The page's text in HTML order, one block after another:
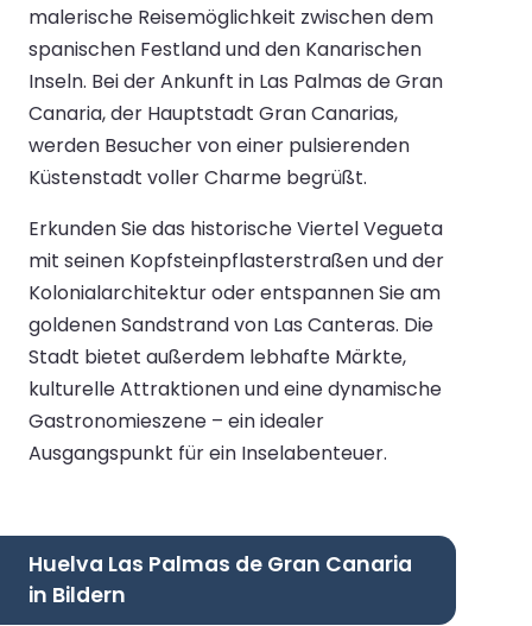
malerische Reisemöglichkeit zwischen dem
spanischen Festland und den Kanarischen
Inseln. Bei der Ankunft in Las Palmas de Gran
Canaria, der Hauptstadt Gran Canarias,
werden Besucher von einer pulsierenden
Küstenstadt voller Charme begrüßt.
Erkunden Sie das historische Viertel Vegueta
mit seinen Kopfsteinpflasterstraßen und der
Kolonialarchitektur oder entspannen Sie am
goldenen Sandstrand von Las Canteras. Die
Stadt bietet außerdem lebhafte Märkte,
kulturelle Attraktionen und eine dynamische
Gastronomieszene – ein idealer
Ausgangspunkt für ein Inselabenteuer.
Huelva Las Palmas de Gran Canaria
in Bildern